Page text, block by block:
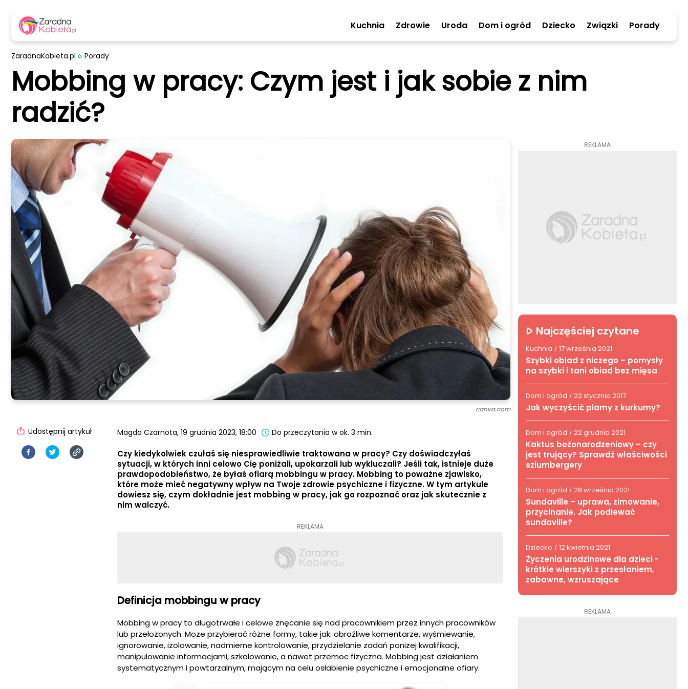
Kuchnia Zdrowie Uroda Dom i ogród Dziecko Związki Porady
canva.com
ZaradnaKobieta.pl Porady
Mobbing w pracy: Czym jest i jak sobie z nim
radzić?
Magda Czarnota, 19 grudnia 2023, 18:00 Do przeczytania w ok. 3 min.
Czy kiedykolwiek czułaś się niesprawiedliwie traktowana w pracy? Czy doświadczyłaś
sytuacji, w których inni celowo Cię poniżali, upokarzali lub wykluczali? Jeśli tak, istnieje duże
prawdopodobieństwo, że byłaś ofiarą mobbingu w pracy. Mobbing to poważne zjawisko,
które może mieć negatywny wpływ na Twoje zdrowie psychiczne i fizyczne. W tym artykule
dowiesz się, czym dokładnie jest mobbing w pracy, jak go rozpoznać oraz jak skutecznie z
nim walczyć.
REKLAMA
Definicja mobbingu w pracy
Mobbing w pracy to długotrwałe i celowe znęcanie się nad pracownikiem przez innych pracowników
lub przełożonych. Może przybierać różne formy, takie jak: obraźliwe komentarze, wyśmiewanie,
ignorowanie, izolowanie, nadmierne kontrolowanie, przydzielanie zadań poniżej kwalifikacji,
manipulowanie informacjami, szkalowanie, a nawet przemoc fizyczna. Mobbing jest działaniem
systematycznym i powtarzalnym, mającym na celu osłabienie psychiczne i emocjonalne ofiary.
Udostępnij artykuł
REKLAMA
Najczęściej czytane
Kuchnia / 17 września 2021
Szybki obiad z niczego – pomysły
na szybki i tani obiad bez mięsa
Dom i ogród / 22 stycznia 2017
Jak wyczyścić plamy z kurkumy?
Dom i ogród / 22 grudnia 2021
Kaktus bożonarodzeniowy – czy
jest trujący? Sprawdź właściwości
szlumbergery
Dom i ogród / 28 września 2021
Sundaville – uprawa, zimowanie,
przycinanie. Jak podlewać
sundaville?
Dziecko / 12 kwietnia 2021
Życzenia urodzinowe dla dzieci -
krótkie wierszyki z przesłaniem,
zabawne, wzruszające
REKLAMA